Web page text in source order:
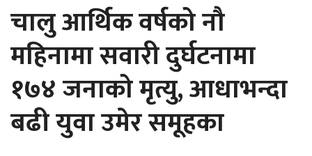
चालु आर्थिक वर्षको नौ
महिनामा सवारी दुर्घटनामा
१७४ जनाको मृत्यु, आधाभन्दा
बढी युवा उमेर समूहका